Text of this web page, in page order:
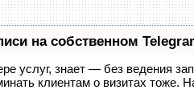
на собственном
услуг, знает — без ведения
клиентам о визитах